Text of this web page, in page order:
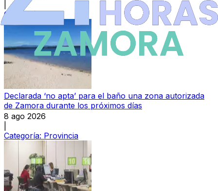
Categoría:Local
Declarada ‘no apta’ para el baño una zona autorizada
de Zamora durante los próximos días
8 ago 2026
Categoría: Provincia